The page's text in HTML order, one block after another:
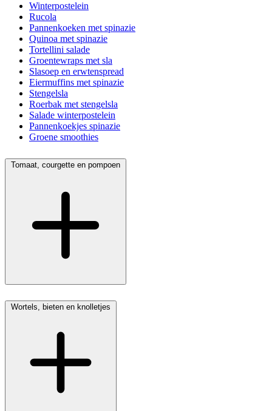
Winterpostelein
Rucola
Pannenkoeken met spinazie
Quinoa met spinazie
Tortellini salade
Groentewraps met sla
Slasoep en erwtenspread
Eiermuffins met spinazie
Stengelsla
Roerbak met stengelsla
Salade winterpostelein
Pannenkoekjes spinazie
Groene smoothies
Tomaat, courgette en pompoen
Wortels, bieten en knolletjes